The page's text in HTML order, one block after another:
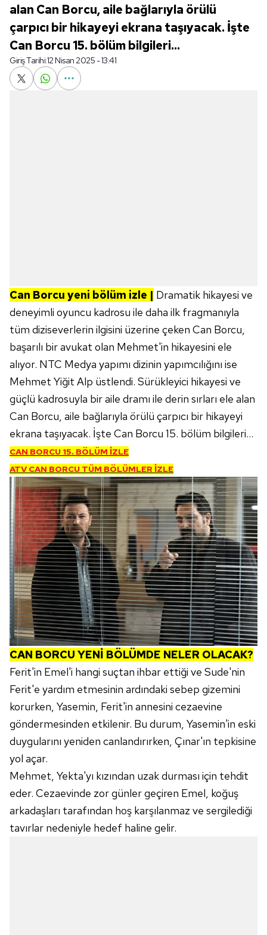
alan Can Borcu, aile bağlarıyla örülü
çarpıcı bir hikayeyi ekrana taşıyacak. İşte
Can Borcu 15. bölüm bilgileri...
Giriş Tarihi:12 Nisan 2025 - 13:41
Can Borcu yeni bölüm izle | Dramatik hikayesi ve
deneyimli oyuncu kadrosu ile daha ilk fragmanıyla
tüm diziseverlerin ilgisini üzerine çeken Can Borcu,
başarılı bir avukat olan Mehmet'in hikayesini ele
alıyor. NTC Medya yapımı dizinin yapımcılığını ise
Mehmet Yiğit Alp üstlendi. Sürükleyici hikayesi ve
güçlü kadrosuyla bir aile dramı ile derin sırları ele alan
Can Borcu, aile bağlarıyla örülü çarpıcı bir hikayeyi
ekrana taşıyacak. İşte Can Borcu 15. bölüm bilgileri...
CAN BORCU 15. BÖLÜM İZLE
ATV CAN BORCU TÜM BÖLÜMLER İZLE
CAN BORCU YENİ BÖLÜMDE NELER OLACAK?
Ferit'in Emel'i hangi suçtan ihbar ettiği ve Sude'nin
Ferit'e yardım etmesinin ardındaki sebep gizemini
korurken, Yasemin, Ferit'in annesini cezaevine
göndermesinden etkilenir. Bu durum, Yasemin'in eski
duygularını yeniden canlandırırken, Çınar'ın tepkisine
yol açar.
Mehmet, Yekta'yı kızından uzak durması için tehdit
eder. Cezaevinde zor günler geçiren Emel, koğuş
arkadaşları tarafından hoş karşılanmaz ve sergilediği
tavırlar nedeniyle hedef haline gelir.